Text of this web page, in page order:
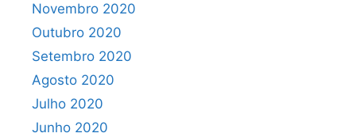
Novembro 2020
Outubro 2020
Setembro 2020
Agosto 2020
Julho 2020
Junho 2020